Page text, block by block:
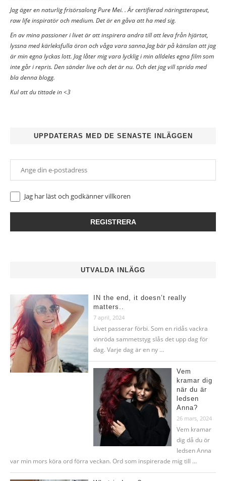
Jag äger en naturlig frisörsalong Pure Mei. . Är certifierad näringsterapeut,
raw life inspiratör och medium. Det är en gåva att ha med sig.
En av mina passioner i livet är att inspirera andra till att leva från hjärtat,
lyssna med kärleksfulla öron och våga vara sanna.Jag bär på känslan att jag
är min egna lyckas lott. Jag låter mig vara lycklig i min alldeles egna film som
inte går i repris. Den sänder live och det är nu. Och det jag vill sprida med
bla denna blogg.
Kul att du tittade in <3
UPPDATERAS MED DE SENASTE INLÄGGEN
Jag har läst och godkännervillkoren
UTVALDA INLÄGG
IN the end, it doesn’t really
matters..
7 april, 2024
Livet passerar förbi. Som en ridås vackra
vinröda sammetstyg slås det upp dag för
dag. Varje dag är en ny …
Vem
kramar dig
när du är
ledsen
Anna?
26 mars, 2024
Vem kramar
dig då du ör
ledsen Anna
var min mors köra ord förra veckan. Ord som inspirerade mig till …